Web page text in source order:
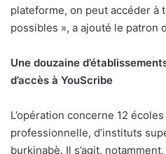
plateforme, on peut accéder à
possibles », a ajouté le patron
Une douzaine
d’accès à YouScribe
L’opération concerne 12
professionnelle, d’instituts
burkinabè. Il s’agit,